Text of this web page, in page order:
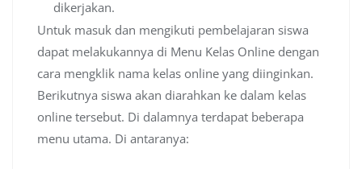
dikerjakan.
Untuk masuk dan mengikuti pembelajaran siswa
dapat melakukannya di Menu Kelas Online dengan
cara mengklik nama kelas online yang diinginkan.
Berikutnya siswa akan diarahkan ke dalam kelas
online tersebut. Di dalamnya terdapat beberapa
menu utama. Di antaranya: